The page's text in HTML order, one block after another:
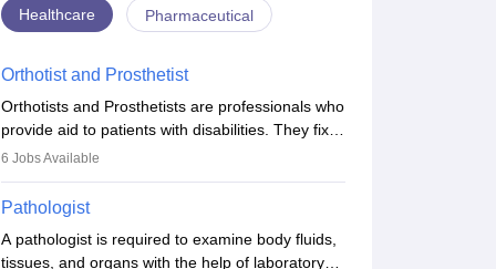
Healthcare Pharmaceutical
Orthotist and Prosthetist
Orthotists and Prosthetists are professionals who
provide aid to patients with disabilities. They fix
them to artificial limbs (prosthetics) and help
people lose their limbs in an accident. In some
other occasions, they are born without a limb or
orthopaedic impairment. Orthotists and
6 Jobs Available
Pathologist
A pathologist is required to examine body fluids,
tissues, and organs with the help of laboratory